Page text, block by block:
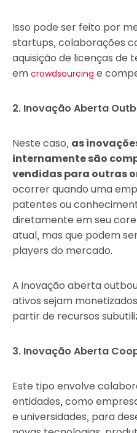
Isso pode ser feito por
startups, colaborações
aquisição de licenças de
em crowdsourcing e
2. Inovação Aberta
Neste caso, as
internamente são
vendidas para outras
ocorrer quando uma
patentes ou
diretamente em seu
atual, mas que podem
players do mercado.
A inovação aberta
ativos sejam
partir de recursos
3. Inovação Aberta
Este tipo envolve
entidades, como
e universidades, para